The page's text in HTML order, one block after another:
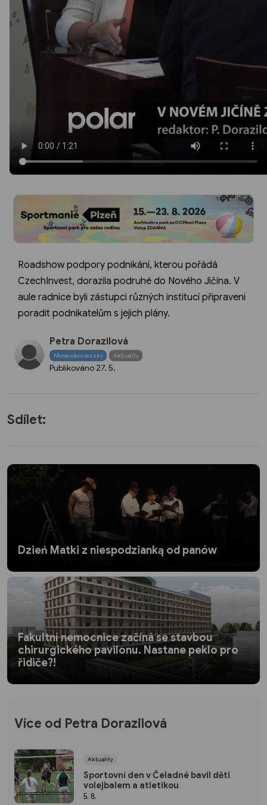
Roadshow podpory podnikání, kterou pořádá
CzechInvest, dorazila podruhé do Nového Jičína. V
aule radnice byli zástupci různých institucí připraveni
poradit podnikatelům s jejich plány.
Petra Dorazilová
Moravskoslezský Aktuality
Publikováno 27. 5.
Sdílet:
Dzień Matki z niespodzianką od panów
Fakultní nemocnice začíná se stavbou
chirurgického pavilonu. Nastane peklo pro
řidiče?!
Více od Petra Dorazilová
Aktuality
Sportovní den v Čeladné bavil děti
volejbalem a atletikou
5. 8.